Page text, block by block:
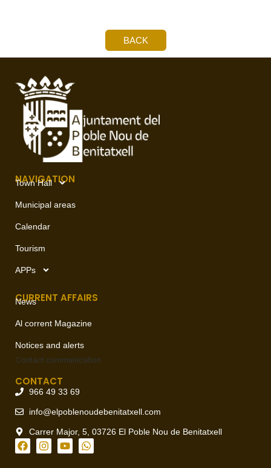
BACK
NAVIGATION
Town Hall
Municipal areas
Calendar
Tourism
APPs
CURRENT AFFAIRS
News
Al corrent Magazine
Notices and alerts
Contact communication
CONTACT
966 49 33 69
info@elpoblenoudebenitatxell.com
Carrer Major, 5, 03726 El Poble Nou de Benitatxell